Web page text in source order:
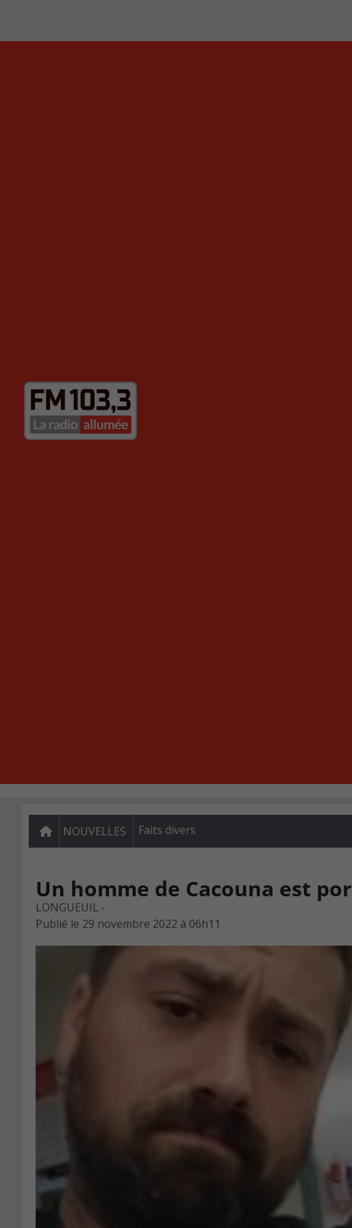
NOUVELLES Faits divers
Un homme de Cacouna est
LONGUEUIL -
Publié le 29 novembre 2022 à 06h11